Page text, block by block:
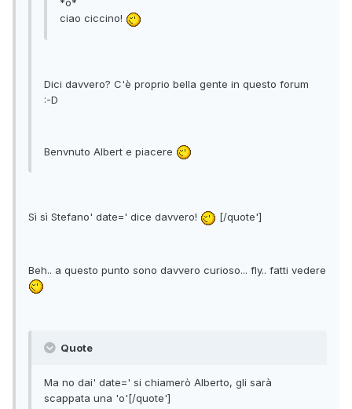
*o*
ciao ciccino!
Dici davvero? C'è proprio bella gente in questo forum
:-D
Benvnuto Albert e piacere
Sì sì Stefano' date=' dice davvero! [/quote']
Beh.. a questo punto sono davvero curioso... fly.. fatti vedere
Quote
Ma no dai' date=' si chiamerò Alberto, gli sarà
scappata una 'o'[/quote']